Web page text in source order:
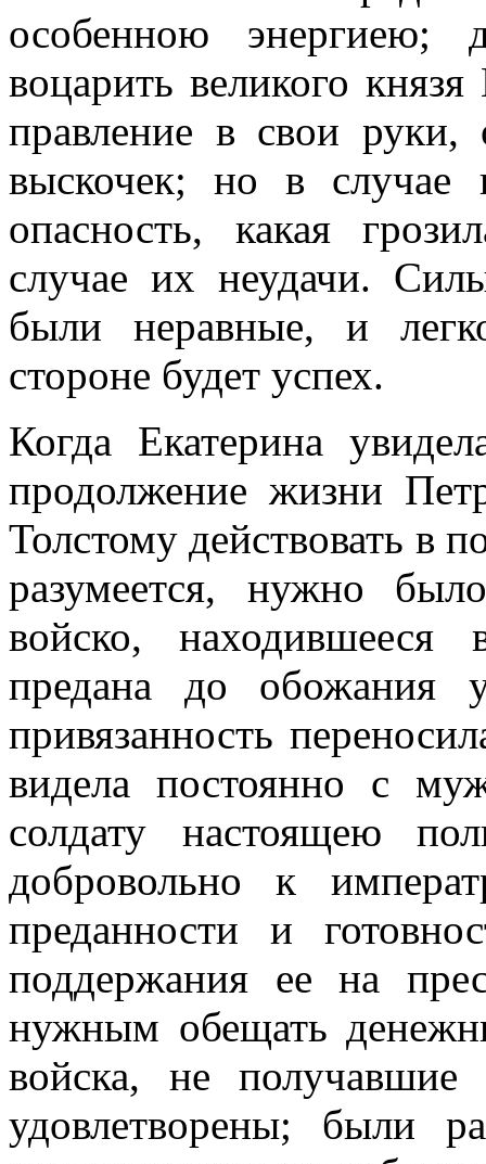
особенною
воцарить великого
правление в свои руки,
выскочек; но в случае
опасность, какая
случае их неудачи.
были неравные, и
стороне будет успех.
Когда Екатерина
продолжение жизни
Толстому действовать в
разумеется, нужно
войско, находившееся
предана до обожания
привязанность
видела постоянно с
солдату настоящею
добровольно к
преданности и
поддержания ее на
нужным обещать
войска, не
удовлетворены; были